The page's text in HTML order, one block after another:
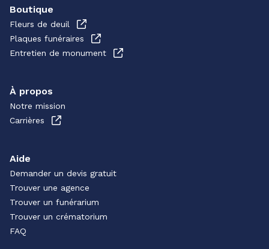
Boutique
Fleurs de deuil
Plaques funéraires
Entretien de monument
À propos
Notre mission
Carrières
Aide
Demander un devis gratuit
Trouver une agence
Trouver un funérarium
Trouver un crématorium
FAQ